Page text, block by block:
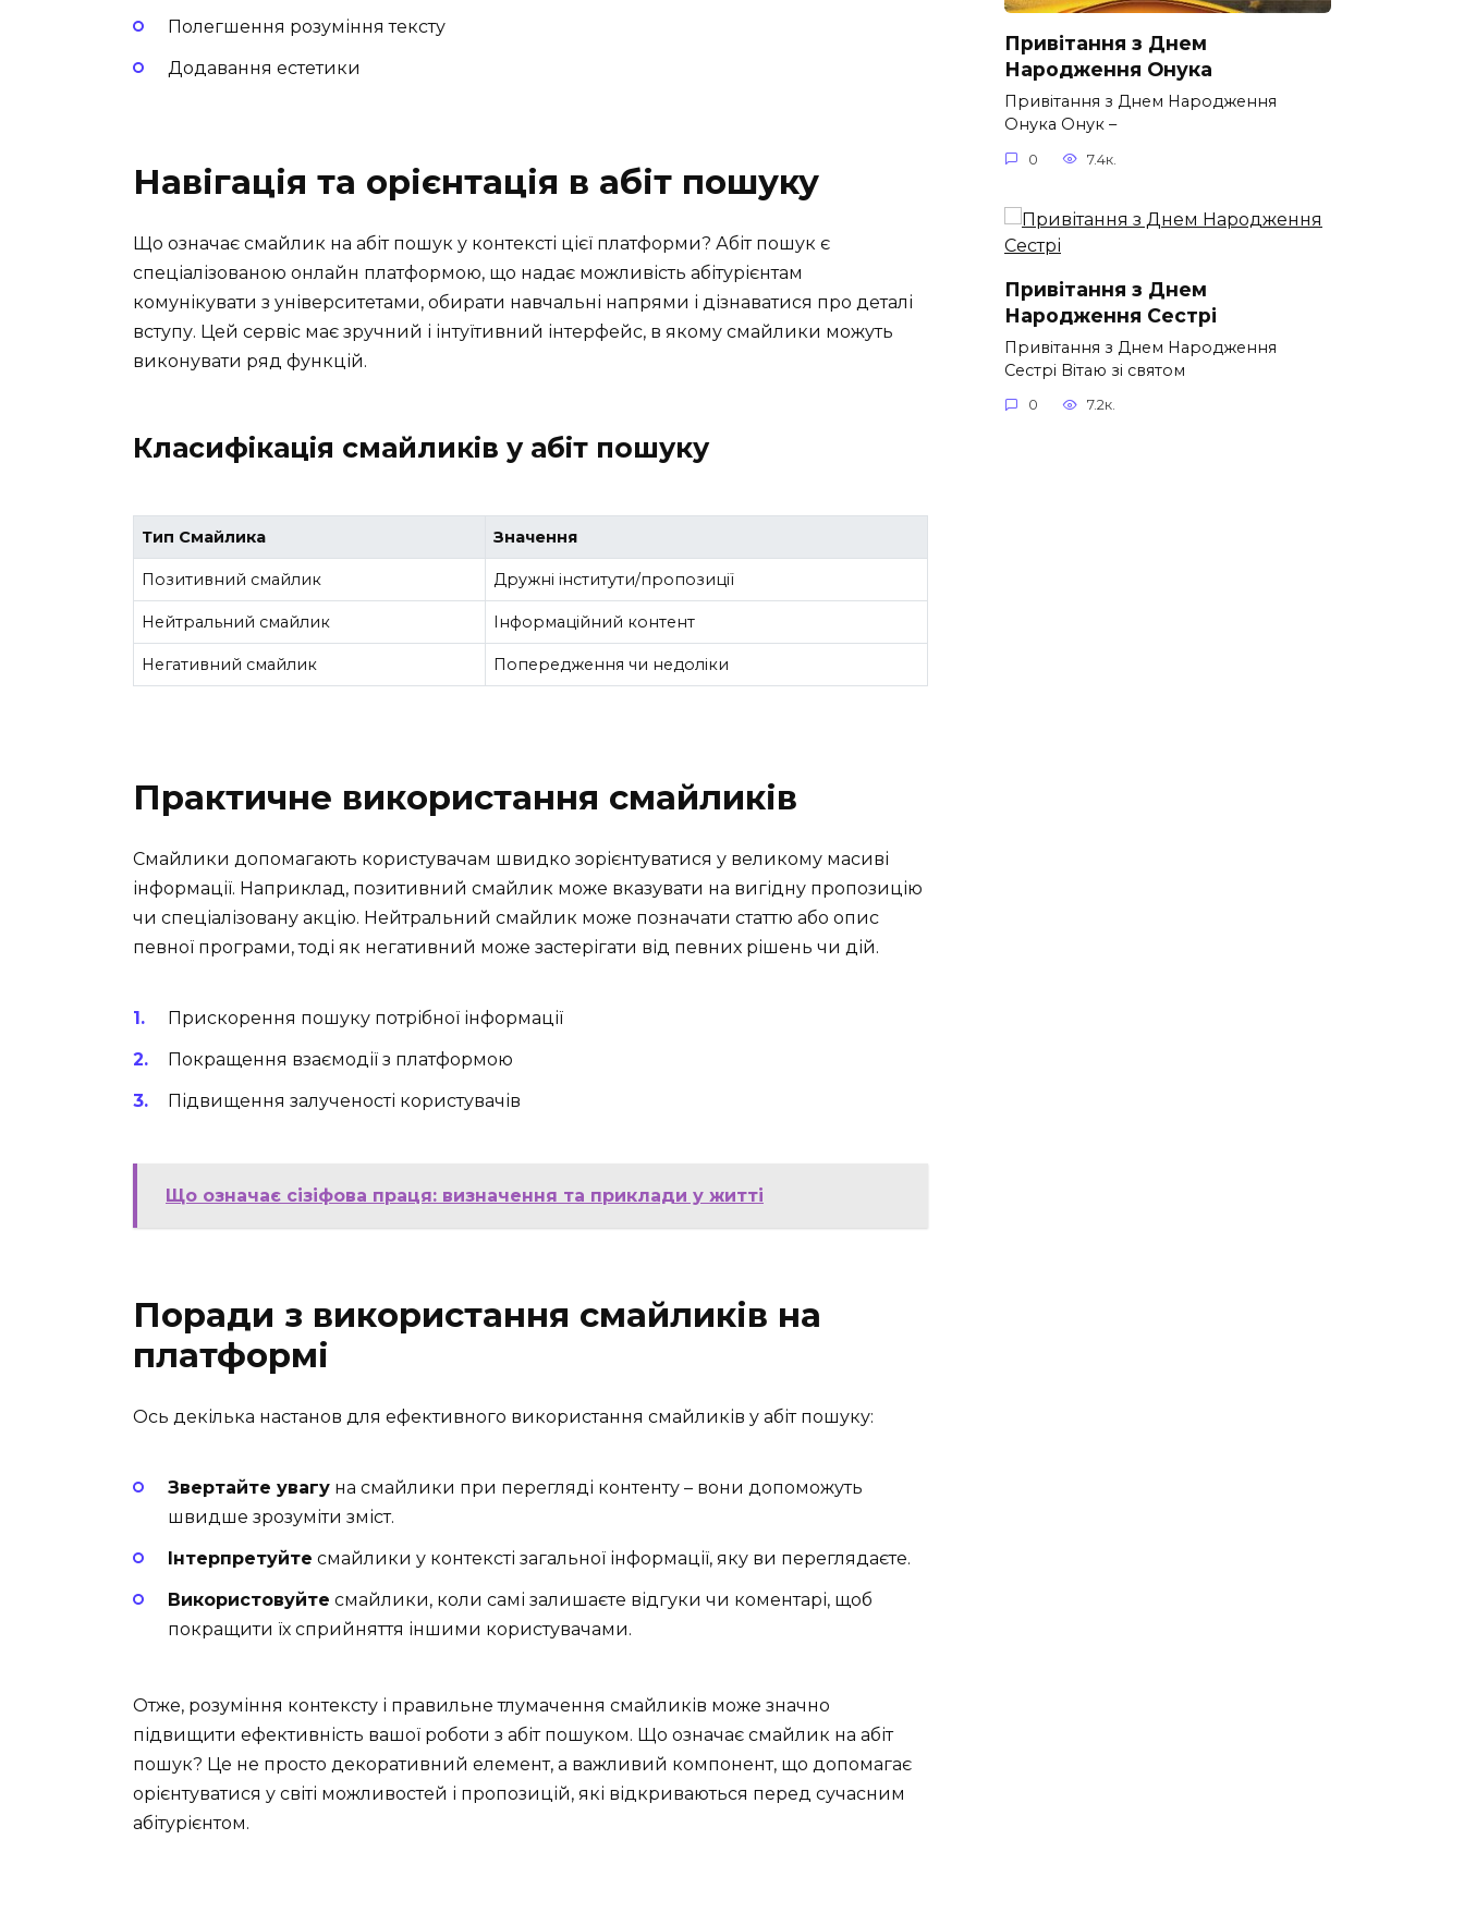
Полегшення розуміння тексту
Додавання естетики
Навігація та орієнтація в абіт пошуку
Що означає смайлик на абіт пошук у контексті цієї платформи? Абіт пошук є
спеціалізованою онлайн платформою, що надає можливість абітурієнтам
комунікувати з університетами, обирати навчальні напрями і дізнаватися про деталі
вступу. Цей сервіс має зручний і інтуїтивний інтерфейс, в якому смайлики можуть
виконувати ряд функцій.
Класифікація смайликів у абіт пошуку
Тип Смайлика Значення
Позитивний смайлик Дружні інститути/пропозиції
Нейтральний смайлик Інформаційний контент
Негативний смайлик Попередження чи недоліки
Практичне використання смайликів
Смайлики допомагають користувачам швидко зорієнтуватися у великому масиві
інформації. Наприклад, позитивний смайлик може вказувати на вигідну пропозицію
чи спеціалізовану акцію. Нейтральний смайлик може позначати статтю або опис
певної програми, тоді як негативний може застерігати від певних рішень чи дій.
Прискорення пошуку потрібної інформації
Покращення взаємодії з платформою
Підвищення залученості користувачів
Що означає сізіфова праця: визначення та приклади у житті
Поради з використання смайликів на
платформі
Ось декілька настанов для ефективного використання смайликів у абіт пошуку:
Звертайте увагу на смайлики при перегляді контенту – вони допоможуть
швидше зрозуміти зміст.
Інтерпретуйте смайлики у контексті загальної інформації, яку ви переглядаєте.
Використовуйте смайлики, коли самі залишаєте відгуки чи коментарі, щоб
покращити їх сприйняття іншими користувачами.
Отже, розуміння контексту і правильне тлумачення смайликів може значно
підвищити ефективність вашої роботи з абіт пошуком. Що означає смайлик на абіт
пошук? Це не просто декоративний елемент, а важливий компонент, що допомагає
орієнтуватися у світі можливостей і пропозицій, які відкриваються перед сучасним
абітурієнтом.
Привітання з Днем
Народження Онука
Привітання з Днем Народження
Онука Онук –
0 7.4к.
Привітання з Днем
Народження Сестрі
Привітання з Днем Народження
Сестрі Вітаю зі святом
0 7.2к.